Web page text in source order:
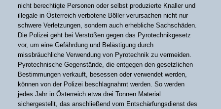
nicht berechtigte Personen oder selbst produzierte Knaller und
illegale in Österreich verbotene Böller verursachen nicht nur
schwere Verletzungen, sondern auch erhebliche Sachschäden.
Die Polizei geht bei Verstößen gegen das Pyrotechnikgesetz
vor, um eine Gefährdung und Belästigung durch
missbräuchliche Verwendung von Pyrotechnik zu vermeiden.
Pyrotechnische Gegenstände, die entgegen den gesetzlichen
Bestimmungen verkauft, besessen oder verwendet werden,
können von der Polizei beschlagnahmt werden. So werden
jedes Jahr in Österreich etwa drei Tonnen Material
sichergestellt, das anschließend vom Entschärfungsdienst des